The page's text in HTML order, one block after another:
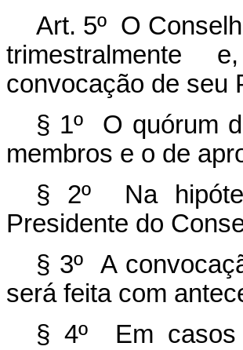
Art. 5º O
trimestralmente
convocação de seu
§ 1º O quórum
membros e o de
§ 2º Na
Presidente do
§ 3º A
será feita com
§ 4º Em casos